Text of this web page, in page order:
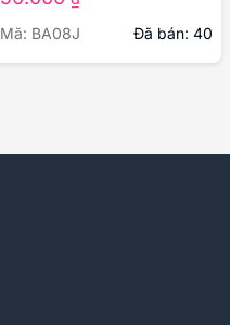
Mã: BA08J
Đã bán: 40